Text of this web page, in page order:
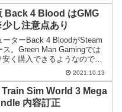
Back 4 Blood はGMG
し注意点あり
ーターBack 4 BloodがSteam
ス。Green Man Gamingでは
く購入できるようなので紹
す。(少し注意点ありです)2021.10.13
Train Sim World 3 Mega
内容訂正